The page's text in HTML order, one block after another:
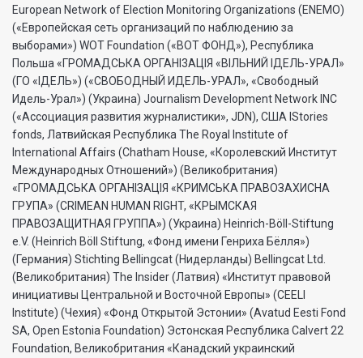
European Network of Election Monitoring Organizations (ENEMO)
(«Европейская сеть организаций по наблюдению за
выборами») WOT Foundation («ВОТ ФОНД»), Республика
Польша «ГРОМАДСЬКА ОРГАНI3АЦIЯ «ВIЛЬНИЙ IДЕЛЬ-УРАЛ»
(ГО «IДЕЛЬ») («СВОБОДНЫЙ ИДЕЛЬ-УРАЛ», «Свободный
Идель-Урал») (Украина) Journalism Development Network INC
(«Ассоциация развития журналистики», JDN), США IStories
fonds, Латвийская Республика The Royal Institute of
International Affairs (Chatham House, «Королевский Институт
Международных Отношений») (Великобритания)
«ГРОМАДСЬКА ОРГАНIЗАЦIЯ «КРИМСЬКА ПРАВОЗАХИСНА
ГРУПА» (CRIMEAN HUMAN RIGHT, «КРЫМСКАЯ
ПРАВОЗАЩИТНАЯ ГРУППА») (Украина) Heinrich-Böll-Stiftung
e.V. (Heinrich Böll Stiftung, «Фонд имени Генриха Бёлля»)
(Германия) Stichting Bellingcat (Нидерланды) Bellingcat Ltd.
(Великобритания) The Insider (Латвия) «Институт правовой
инициативы Центральной и Восточной Европы» (CEELI
Institute) (Чехия) «Фонд Открытой Эстонии» (Avatud Eesti Fond
SA, Open Estonia Foundation) Эстонская Республика Calvert 22
Foundation, Великобритания «Канадский украинский